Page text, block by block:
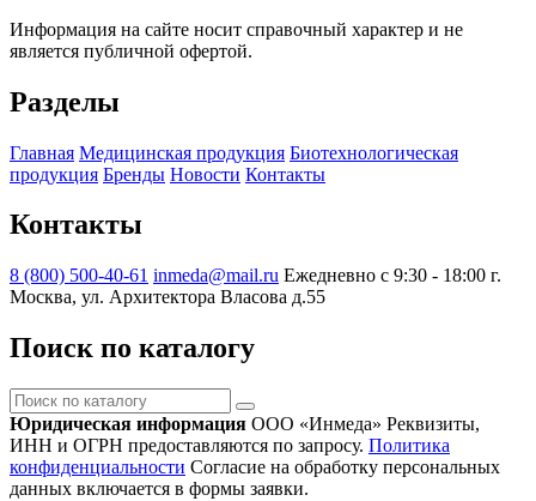
Информация на сайте носит справочный характер и не
является публичной офертой.
Разделы
Главная Медицинская продукция Биотехнологическая
продукция Бренды Новости Контакты
Контакты
8 (800) 500-40-61 inmeda@mail.ru Ежедневно с 9:30 - 18:00 г.
Москва, ул. Архитектора Власова д.55
Поиск по каталогу
Поиск
по
каталогу
Юридическая информация ООО «Инмеда» Реквизиты,
ИНН и ОГРН предоставляются по запросу. Политика
конфиденциальности Согласие на обработку персональных
данных включается в формы заявки.